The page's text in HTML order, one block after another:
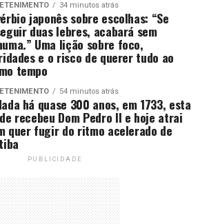
34 minutos atrás
japonês sobre escolhas: “Se
duas lebres, acabará sem
Uma lição sobre foco,
e o risco de querer tudo ao
tempo
54 minutos atrás
há quase 300 anos, em 1733, esta
recebeu Dom Pedro II e hoje atrai
quer fugir do ritmo acelerado de
PUBLICIDADE